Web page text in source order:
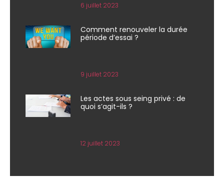
6 juillet 2023
Comment renouveler la durée
période d’essai ?
9 juillet 2023
Les actes sous seing privé : de
quoi s’agit-ils ?
12 juillet 2023